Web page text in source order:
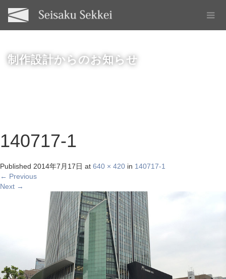
制作設計からのお知らせ
140717-1
Published 2014年7月17日 at 640 × 420 in 140717-1
← Previous
Next →